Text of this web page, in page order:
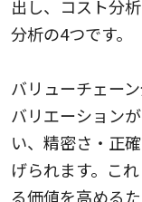
出し、コスト分
分析の4つです。
バリューチェー
バリエーション
い、精密さ・正
げられます。こ
る価値を高める